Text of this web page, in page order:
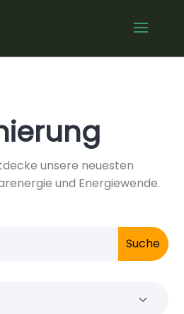
unsere neuesten
und Energiewende.